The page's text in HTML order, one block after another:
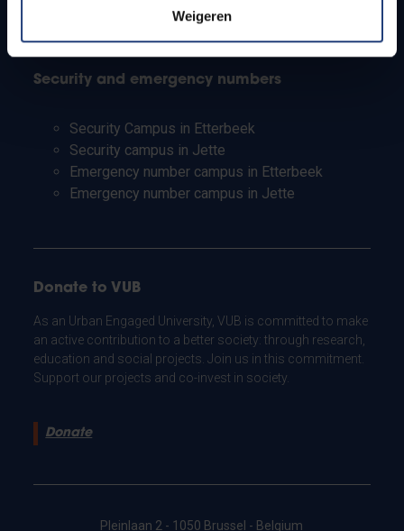
Weigeren
Working students
Security and emergency numbers
Security Campus in Etterbeek
Security campus in Jette
Emergency number campus in Etterbeek
Emergency number campus in Jette
Donate to VUB
As an Urban Engaged University, VUB is committed to make
an active contribution to a better society: through research,
education and social projects. Join us in this commitment.
Support our projects and co-invest in society.
Donate
Pleinlaan 2 - 1050 Brussel - Belgium